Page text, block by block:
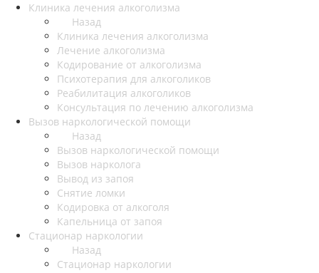
Клиника лечения алкоголизма
Назад
Клиника лечения алкоголизма
Лечение алкоголизма
Кодирование от алкоголизма
Психотерапия для алкоголиков
Реабилитация алкоголиков
Консультация по лечению алкоголизма
Вызов наркологической помощи
Назад
Вызов наркологической помощи
Вызов нарколога
Вывод из запоя
Снятие ломки
Кодировка от алкоголя
Капельница от запоя
Стационар наркологии
Назад
Стационар наркологии